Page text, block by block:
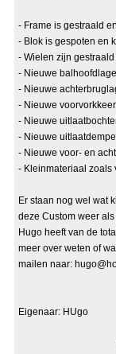
- Frame is gestraald
- Blok is gespoten en
- Wielen zijn
- Nieuwe
- Nieuwe
- Nieuwe
- Nieuwe
- Nieuwe
- Nieuwe voor- en
- Kleinmateriaal zoals
Er staan nog wel wat
deze Custom weer
Hugo heeft van de
meer over weten of
mailen naar:
Eigenaar: HUgo